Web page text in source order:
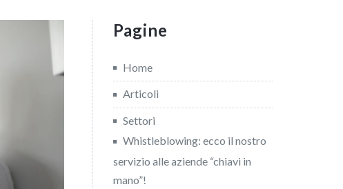
Pagine
Home
Articoli
Settori
Whistleblowing: ecco il nostro
servizio alle aziende “chiavi in
mano”!